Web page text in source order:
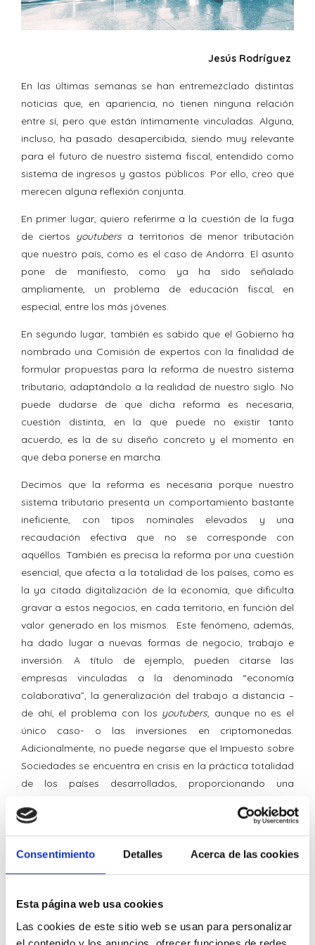
Consentimiento Detalles Acerca de las cookies
Esta página web usa cookies
Las cookies de este sitio web se usan para personalizar
Jesús Rodríguez
En las últimas semanas se han entremezclado distintas
noticias que, en apariencia, no tienen ninguna relación
entre sí, pero que están íntimamente vinculadas. Alguna,
incluso, ha pasado desapercibida, siendo muy relevante
para el futuro de nuestro sistema fiscal, entendido como
sistema de ingresos y gastos públicos. Por ello, creo que
merecen alguna reflexión conjunta.
En primer lugar, quiero referirme a la cuestión de la fuga
de ciertos youtubersa territorios de menor tributación
que nuestro país, como es el caso de Andorra. El asunto
pone de manifiesto, como ya ha sido señalado
ampliamente, un problema de educación fiscal, en
especial, entre los más jóvenes.
En segundo lugar, también es sabido que el Gobierno ha
nombrado una Comisión de expertos con la finalidad de
formular propuestas para la reforma de nuestro sistema
tributario, adaptándolo a la realidad de nuestro siglo. No
puede dudarse de que dicha reforma es necesaria,
cuestión distinta, en la que puede no existir tanto
acuerdo, es la de su diseño concreto y el momento en
que deba ponerse en marcha.
Decimos que la reforma es necesaria porque nuestro
sistema tributario presenta un comportamiento bastante
ineficiente, con tipos nominales elevados y una
recaudación efectiva que no se corresponde con
aquéllos. También es precisa la reforma por una cuestión
esencial, que afecta a la totalidad de los países, como es
la ya citada digitalización de la economía, que dificulta
gravar a estos negocios, en cada territorio, en función del
valor generado en los mismos. Este fenómeno, además,
ha dado lugar a nuevas formas de negocio, trabajo e
inversión. A título de ejemplo, pueden citarse las
empresas vinculadas a la denominada “economía
colaborativa”, la generalización del trabajo a distancia –
de ahí, el problema con los youtubers, aunque no es el
único caso- o las inversiones en criptomonedas.
Adicionalmente, no puede negarse que el Impuesto sobre
Sociedades se encuentra en crisis en la práctica totalidad
de los países desarrollados, proporcionando una
otra parte, buena parte de los tributos de nuestro sistema
se han quedado obsoletos, como es el caso de los
denominados impuestos patrimoniales, con bases
estrechas, que presentan diferencias valorativas según
fiscales. Finalmente, nuestro país necesita una reforma
fiscal verde, que nos equipare a la del resto de países
europeos y, sobre todo, que contribuya a la transición